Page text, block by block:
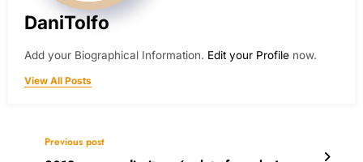
DaniTolfo
Add your Biographical Information. Edit your Profile now.
View All Posts
Previous post